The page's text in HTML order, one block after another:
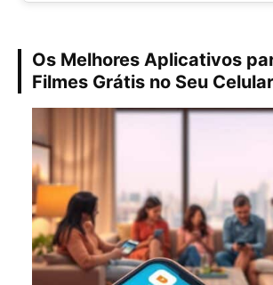
Os Melhores Aplicativos
Filmes Grátis no Seu Celular